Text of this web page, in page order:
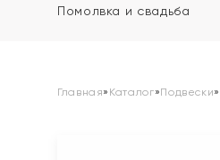
Помолвка и свадьба
Главная» Каталог»Подвески»